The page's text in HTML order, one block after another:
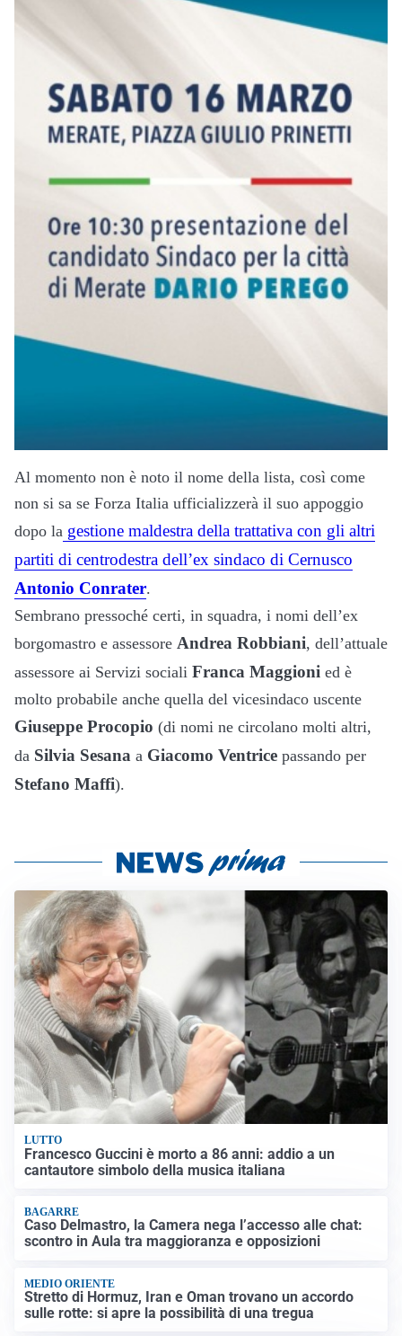
Al momento non è noto il nome della lista, così come
non si sa se Forza Italia ufficializzerà il suo appoggio
dopo la gestione maldestra della trattativa con gli altri
partiti di centrodestra dell’ex sindaco di Cernusco
Antonio Conrater.
Sembrano pressoché certi, in squadra, i nomi dell’ex
borgomastro e assessore Andrea Robbiani, dell’attuale
assessore ai Servizi sociali Franca Maggioni ed è
molto probabile anche quella del vicesindaco uscente
Giuseppe Procopio (di nomi ne circolano molti altri,
da Silvia Sesana a Giacomo Ventrice passando per
Stefano Maffi).
LUTTO
Francesco Guccini è morto a 86 anni: addio a un
cantautore simbolo della musica italiana
BAGARRE
Caso Delmastro, la Camera nega l’accesso alle chat:
scontro in Aula tra maggioranza e opposizioni
MEDIO ORIENTE
Stretto di Hormuz, Iran e Oman trovano un accordo
sulle rotte: si apre la possibilità di una tregua